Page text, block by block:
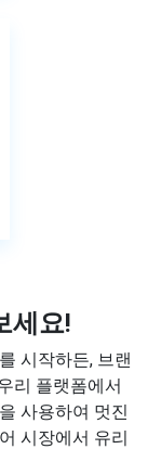
세요!
시작하든, 브랜
리 플랫폼에서
사용하여 멋진
시장에서 유리